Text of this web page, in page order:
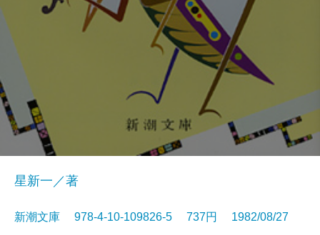
星新一／著
新潮文庫 978-4-10-109826-5 737円 1982/08/27